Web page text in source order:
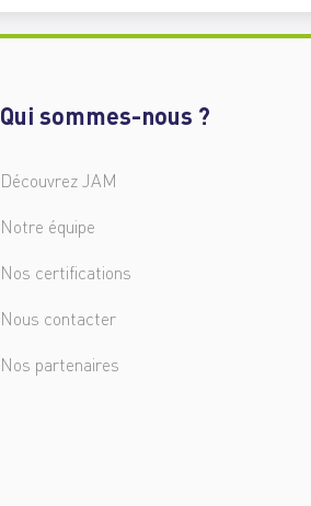
Qui sommes-nous ?
Découvrez JAM
Notre équipe
Nos certifications
Nous contacter
Nos partenaires